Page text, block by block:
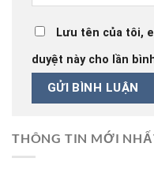
Lưu tên của tôi,
duyệt này cho lần
THÔNG TIN MỚI